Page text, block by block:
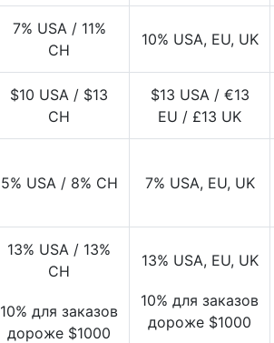
7% USA / 11%
CH
10% USA, EU, UK
$10 USA / $13
CH
$13 USA / €13
EU / £13 UK
5% USA / 8% CH 7% USA, EU, UK
13% USA / 13%
CH
10% для заказов
дороже $1000
13% USA, EU, UK
10% для заказов
дороже $1000